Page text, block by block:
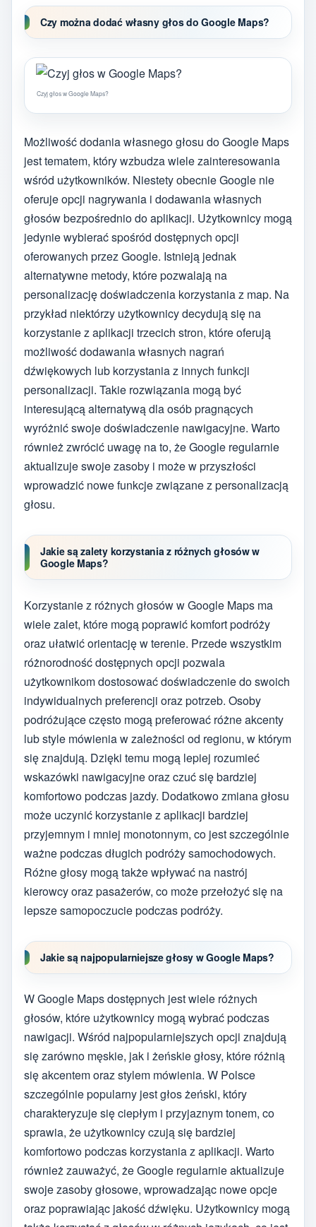
Czy można dodać własny głos do Google Maps?
Czyj głos w Google Maps?
Możliwość dodania własnego głosu do Google Maps
jest tematem, który wzbudza wiele zainteresowania
wśród użytkowników. Niestety obecnie Google nie
oferuje opcji nagrywania i dodawania własnych
głosów bezpośrednio do aplikacji. Użytkownicy mogą
jedynie wybierać spośród dostępnych opcji
oferowanych przez Google. Istnieją jednak
alternatywne metody, które pozwalają na
personalizację doświadczenia korzystania z map. Na
przykład niektórzy użytkownicy decydują się na
korzystanie z aplikacji trzecich stron, które oferują
możliwość dodawania własnych nagrań
dźwiękowych lub korzystania z innych funkcji
personalizacji. Takie rozwiązania mogą być
interesującą alternatywą dla osób pragnących
wyróżnić swoje doświadczenie nawigacyjne. Warto
również zwrócić uwagę na to, że Google regularnie
aktualizuje swoje zasoby i może w przyszłości
wprowadzić nowe funkcje związane z personalizacją
głosu.
Jakie są zalety korzystania z różnych głosów w
Google Maps?
Korzystanie z różnych głosów w Google Maps ma
wiele zalet, które mogą poprawić komfort podróży
oraz ułatwić orientację w terenie. Przede wszystkim
różnorodność dostępnych opcji pozwala
użytkownikom dostosować doświadczenie do swoich
indywidualnych preferencji oraz potrzeb. Osoby
podróżujące często mogą preferować różne akcenty
lub style mówienia w zależności od regionu, w którym
się znajdują. Dzięki temu mogą lepiej rozumieć
wskazówki nawigacyjne oraz czuć się bardziej
komfortowo podczas jazdy. Dodatkowo zmiana głosu
może uczynić korzystanie z aplikacji bardziej
przyjemnym i mniej monotonnym, co jest szczególnie
ważne podczas długich podróży samochodowych.
Różne głosy mogą także wpływać na nastrój
kierowcy oraz pasażerów, co może przełożyć się na
lepsze samopoczucie podczas podróży.
Jakie są najpopularniejsze głosy w Google Maps?
W Google Maps dostępnych jest wiele różnych
głosów, które użytkownicy mogą wybrać podczas
nawigacji. Wśród najpopularniejszych opcji znajdują
się zarówno męskie, jak i żeńskie głosy, które różnią
się akcentem oraz stylem mówienia. W Polsce
szczególnie popularny jest głos żeński, który
charakteryzuje się ciepłym i przyjaznym tonem, co
sprawia, że użytkownicy czują się bardziej
komfortowo podczas korzystania z aplikacji. Warto
również zauważyć, że Google regularnie aktualizuje
swoje zasoby głosowe, wprowadzając nowe opcje
oraz poprawiając jakość dźwięku. Użytkownicy mogą